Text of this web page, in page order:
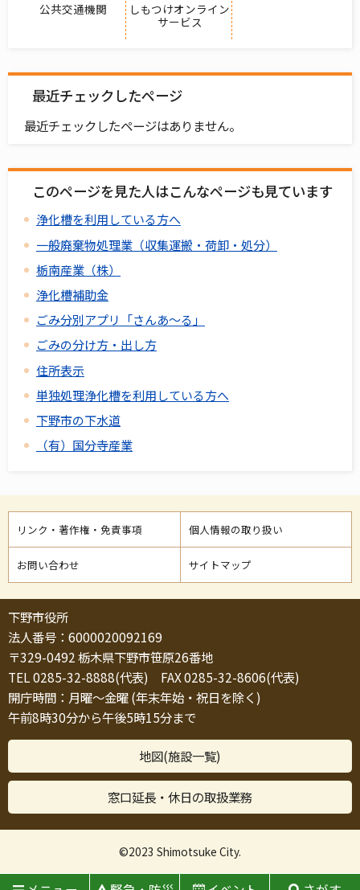
公共交通機関
しもつけオンライン
サービス
最近チェックしたページ
最近チェックしたページはありません。
このページを見た人はこんなページも見ています
浄化槽を利用している方へ
一般廃棄物処理業（収集運搬・荷卸・処分）
栃南産業（株）
浄化槽補助金
ごみ分別アプリ「さんあ～る」
ごみの分け方・出し方
住所表示
単独処理浄化槽を利用している方へ
下野市の下水道
（有）国分寺産業
リンク・著作権・免責事項 個人情報の取り扱い
お問い合わせ サイトマップ
下野市役所
法人番号：6000020092169
〒329-0492 栃木県下野市笹原26番地
TEL 0285-32-8888(代表) FAX 0285-32-8606(代表)
開庁時間：月曜～金曜 (年末年始・祝日を除く)
午前8時30分から午後5時15分まで
地図(施設一覧)
窓口延長・休日の取扱業務
©2023 Shimotsuke City.